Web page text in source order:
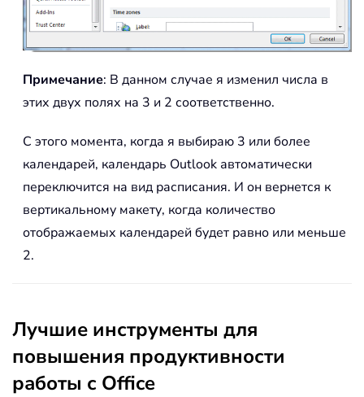
Примечание: В данном случае я изменил числа в
этих двух полях на 3 и 2 соответственно.
С этого момента, когда я выбираю 3 или более
календарей, календарь Outlook автоматически
переключится на вид расписания. И он вернется к
вертикальному макету, когда количество
отображаемых календарей будет равно или меньше
2.
Лучшие инструменты для
повышения продуктивности
работы с Office